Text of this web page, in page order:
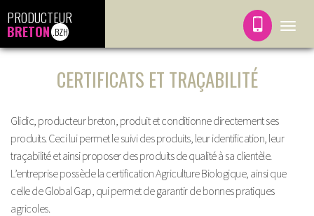
Toggle
PRODUCTEUR
BRETON .BZH
CERTIFICATS ET TRAÇABILITÉ
Glidic, producteur breton, produit et conditionne directement ses
produits. Ceci lui permet le suivi des produits, leur identification, leur
traçabilité et ainsi proposer des produits de qualité à sa clientèle.
L’entreprise possède la certification Agriculture Biologique, ainsi que
celle de Global Gap, qui permet de garantir de bonnes pratiques
agricoles.